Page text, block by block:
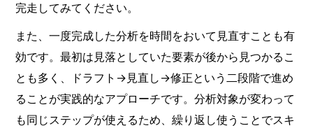
完走してみてください。
また、一度完成した分析を時間をおいて見直すことも有
効です。最初は見落としていた要素が後から見つかるこ
とも多く、ドラフト→見直し→修正という二段階で進め
ることが実践的なアプローチです。分析対象が変わって
も同じステップが使えるため、繰り返し使うことでスキ